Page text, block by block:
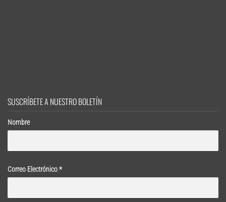
SUSCRÍBETE A NUESTRO BOLETÍN
Nombre
Correo Electrónico*